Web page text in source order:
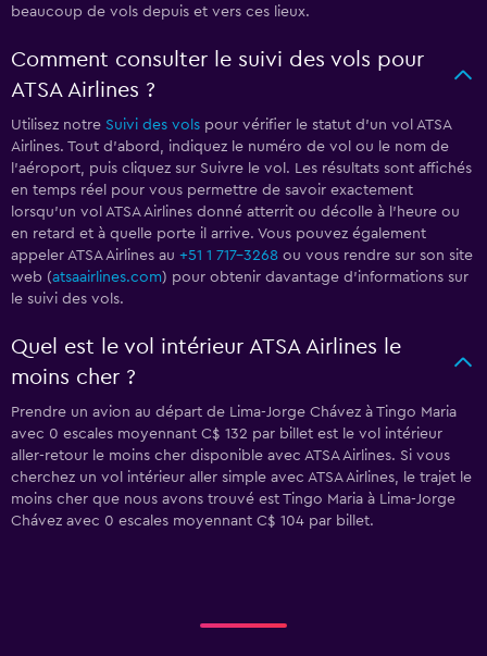
beaucoup de vols depuis et vers ces lieux.
Comment consulter le suivi des vols pour
ATSA Airlines ?
Utilisez notre Suivi des vols pour vérifier le statut d'un vol ATSA
Airlines. Tout d'abord, indiquez le numéro de vol ou le nom de
l'aéroport, puis cliquez sur Suivre le vol. Les résultats sont affichés
en temps réel pour vous permettre de savoir exactement
lorsqu'un vol ATSA Airlines donné atterrit ou décolle à l'heure ou
en retard et à quelle porte il arrive. Vous pouvez également
appeler ATSA Airlines au +51 1 717-3268 ou vous rendre sur son site
web (atsaairlines.com) pour obtenir davantage d'informations sur
le suivi des vols.
Quel est le vol intérieur ATSA Airlines le
moins cher ?
Prendre un avion au départ de Lima-Jorge Chávez à Tingo Maria
avec 0 escales moyennant C$ 132 par billet est le vol intérieur
aller-retour le moins cher disponible avec ATSA Airlines. Si vous
cherchez un vol intérieur aller simple avec ATSA Airlines, le trajet le
moins cher que nous avons trouvé est Tingo Maria à Lima-Jorge
Chávez avec 0 escales moyennant C$ 104 par billet.